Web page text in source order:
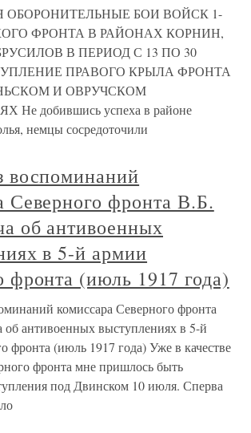
ОБОРОНИТЕЛЬНЫЕ БОИ ВОЙСК 1-
ФРОНТА В РАЙОНАХ КОРНИН,
В ПЕРИОД С 13 ПО 30
ПРАВОГО КРЫЛА ФРОНТА
И ОВРУЧСКОМ
добившись успеха в районе
немцы сосредоточили
Северного фронта В.Б.
об антивоенных
в 5-й армии
фронта (июль 1917 года)
комиссара Северного фронта
антивоенных выступлениях в 5-й
фронта (июль 1917 года) Уже в качестве
фронта мне пришлось быть
под Двинском 10 июля. Сперва